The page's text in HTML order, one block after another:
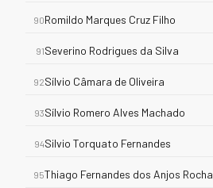
90Romildo Marques Cruz Filho
91Severino Rodrigues da Silva
92Sílvio Câmara de Oliveira
93Sílvio Romero Alves Machado
94Silvio Torquato Fernandes
95Thiago Fernandes dos Anjos Rocha